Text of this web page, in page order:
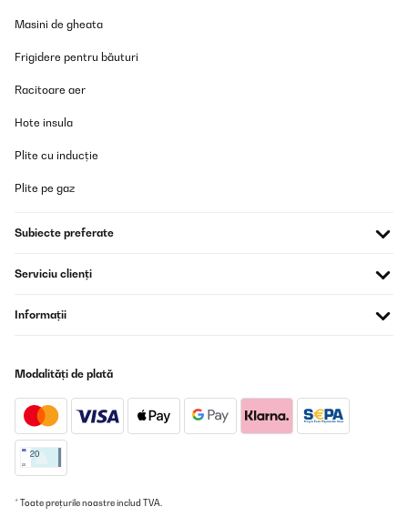
Masini de gheata
Frigidere pentru băuturi
Racitoare aer
Hote insula
Plite cu inducție
Plite pe gaz
Subiecte preferate
Serviciu clienți
Informații
Modalități de plată
* Toate prețurile noastre includ TVA.